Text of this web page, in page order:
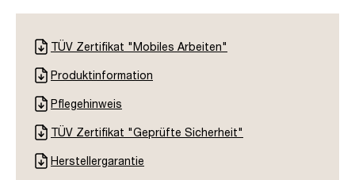
TÜV Zertifikat "Mobiles Arbeiten"
Produktinformation
Pflegehinweis
TÜV Zertifikat "Geprüfte Sicherheit"
Herstellergarantie